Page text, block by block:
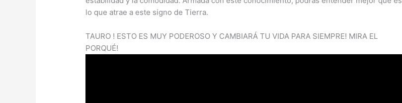
lo que atrae a este signo de Tierra.
TAURO ! ESTO ES MUY PODEROSO Y CAMBIARÁ TU VIDA PARA SIEMPRE! MIRA EL
PORQUÉ!